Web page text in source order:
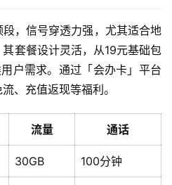
，信号穿透力强，尤其适合地
套餐设计灵活，从19元基础包
户需求。通过「会办卡」平台
、充值返现等福利。
流量 通话
30GB 100分钟